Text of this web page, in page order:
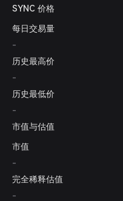
SYNC 价格
每日交易量
-
历史最高价
-
历史最低价
-
市值与估值
市值
-
完全稀释估值
-